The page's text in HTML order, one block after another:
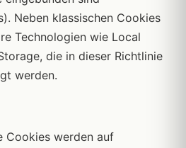
Neben klassischen Cookies
Technologien wie Local
die in dieser Richtlinie
werden.
Cookies werden auf